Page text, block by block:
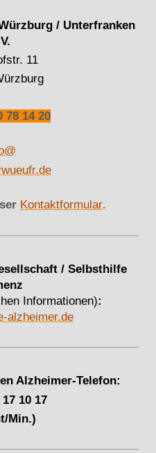
/ Unterfranken
11
78 14 20
Kontaktformular.
/ Selbsthilfe
Informationen):
alzheimer.de
Alzheimer-Telefon:
10 17
Min.)